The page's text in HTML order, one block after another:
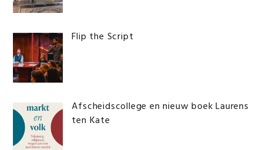
Flip the Script
Afscheidscollege en nieuw boek Laurens
ten Kate